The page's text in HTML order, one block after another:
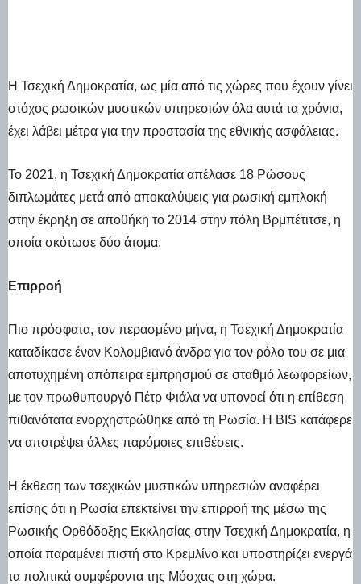
Η Τσεχική Δημοκρατία, ως μία από τις χώρες που έχουν γίνει
στόχος ρωσικών μυστικών υπηρεσιών όλα αυτά τα χρόνια,
έχει λάβει μέτρα για την προστασία της εθνικής ασφάλειας.
Το 2021, η Τσεχική Δημοκρατία απέλασε 18 Ρώσους
διπλωμάτες μετά από αποκαλύψεις για ρωσική εμπλοκή
στην έκρηξη σε αποθήκη το 2014 στην πόλη Βρμπέτιτσε, η
οποία σκότωσε δύο άτομα.
Επιρροή
Πιο πρόσφατα, τον περασμένο μήνα, η Τσεχική Δημοκρατία
καταδίκασε έναν Κολομβιανό άνδρα για τον ρόλο του σε μια
αποτυχημένη απόπειρα εμπρησμού σε σταθμό λεωφορείων,
με τον πρωθυπουργό Πέτρ Φιάλα να υπονοεί ότι η επίθεση
πιθανότατα ενορχηστρώθηκε από τη Ρωσία. Η BIS κατάφερε
να αποτρέψει άλλες παρόμοιες επιθέσεις.
Η έκθεση των τσεχικών μυστικών υπηρεσιών αναφέρει
επίσης ότι η Ρωσία επεκτείνει την επιρροή της μέσω της
Ρωσικής Ορθόδοξης Εκκλησίας στην Τσεχική Δημοκρατία, η
οποία παραμένει πιστή στο Κρεμλίνο και υποστηρίζει ενεργά
τα πολιτικά συμφέροντα της Μόσχας στη χώρα.